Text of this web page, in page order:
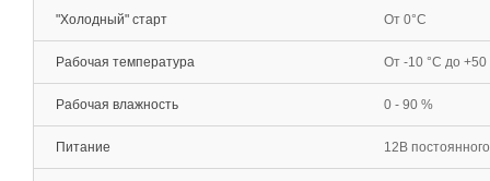
"Холодный" старт От 0°С
Рабочая температура От -10 °С до +50
Рабочая влажность 0 - 90 %
Питание 12В